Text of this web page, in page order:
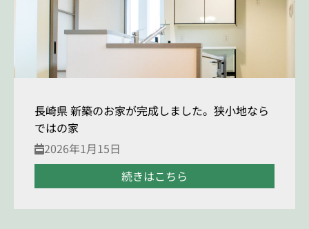
長崎県 新築のお家が完成しました。狭小地なら
ではの家
2026年1月15日
続きはこちら